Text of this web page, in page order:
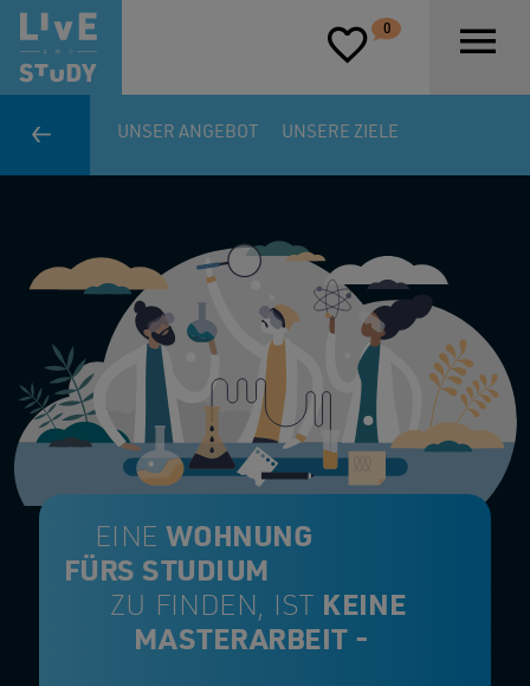
P 0 D
UNSER ANGEBOT UNSERE ZIELE
EINE WOHNUNG
FÜRS STUDIUM
ZU FINDEN, IST KEINE
MASTERARBEIT -